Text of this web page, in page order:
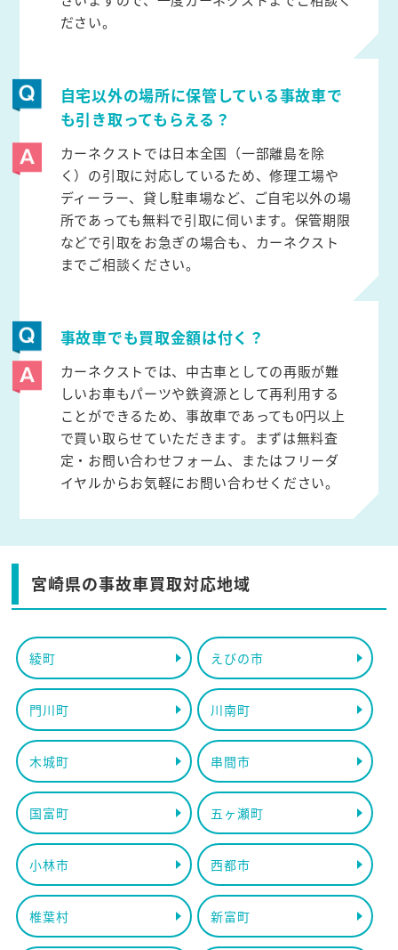
ださい。
自宅以外の場所に保管している事故車で
も引き取ってもらえる？
カーネクストでは日本全国（一部離島を除
く）の引取に対応しているため、修理工場や
ディーラー、貸し駐車場など、ご自宅以外の場
所であっても無料で引取に伺います。保管期限
などで引取をお急ぎの場合も、カーネクスト
までご相談ください。
事故車でも買取金額は付く？
カーネクストでは、中古車としての再販が難
しいお車もパーツや鉄資源として再利用する
ことができるため、事故車であっても0円以上
で買い取らせていただきます。まずは無料査
定・お問い合わせフォーム、またはフリーダ
イヤルからお気軽にお問い合わせください。
宮崎県の事故車買取対応地域
綾町 えびの市
門川町 川南町
木城町 串間市
国富町 五ヶ瀬町
小林市 西都市
椎葉村 新富町